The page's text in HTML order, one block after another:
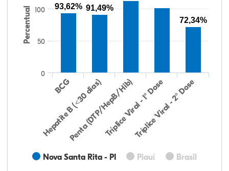
Percentual
Nova Santa Rita - PI Piauí Brasil
BCG
Hepatite B (<30 dias)
Penta (DTP/HepB/Hib)Tríplice Viral - 1° Dose
Tríplice Viral - 2° Dose
0
50
100 93,62% 91,49%
72,34%